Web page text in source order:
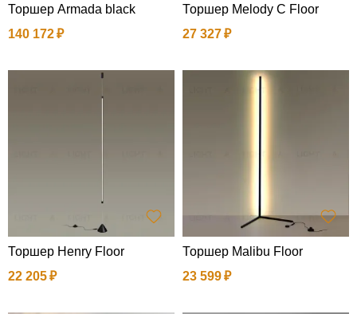
Торшер Armada black
140 172
Торшер Melody C Floor
27 327
Торшер Henry Floor
22 205
Торшер Malibu Floor
23 599